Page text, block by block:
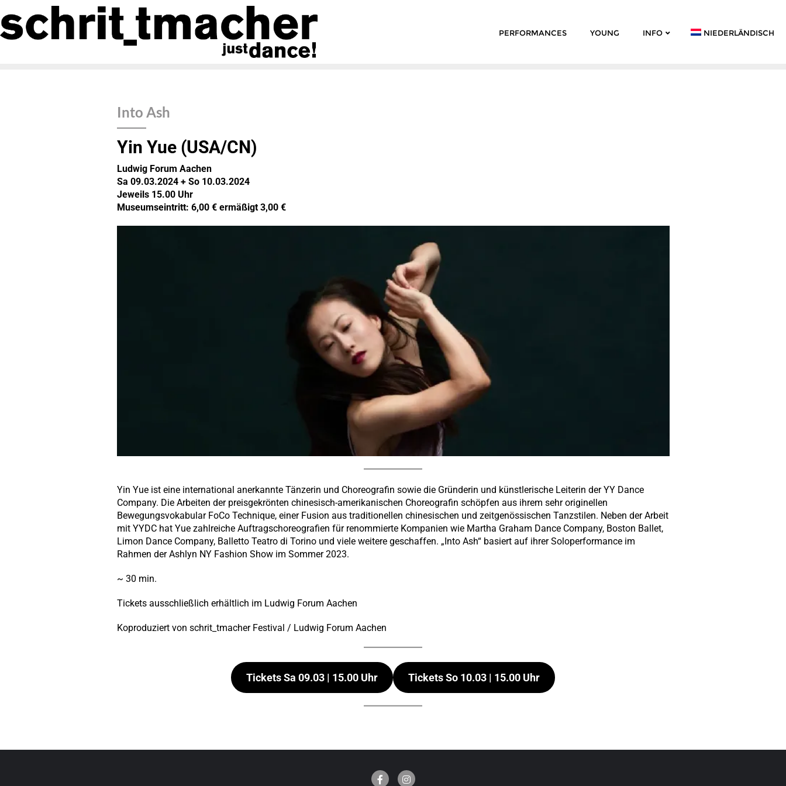
PERFORMANCES YOUNG INFO NIEDERLÄNDISCH
Into Ash
Yin Yue (USA/CN)
Ludwig Forum Aachen
Sa 09.03.2024 + So 10.03.2024
Jeweils 15.00 Uhr
Museumseintritt: 6,00 € ermäßigt 3,00 €
Yin Yue ist eine international anerkannte Tänzerin und Choreografin sowie die Gründerin und künstlerische Leiterin der YY Dance
Company. Die Arbeiten der preisgekrönten chinesisch-amerikanischen Choreografin schöpfen aus ihrem sehr originellen
Bewegungsvokabular FoCo Technique, einer Fusion aus traditionellen chinesischen und zeitgenössischen Tanzstilen. Neben der Arbeit
mit YYDC hat Yue zahlreiche Auftragschoreografien für renommierte Kompanien wie Martha Graham Dance Company, Boston Ballet,
Limon Dance Company, Balletto Teatro di Torino und viele weitere geschaffen. „Into Ash“ basiert auf ihrer Soloperformance im
Rahmen der Ashlyn NY Fashion Show im Sommer 2023.
~ 30 min.
Tickets ausschließlich erhältlich im Ludwig Forum Aachen
Koproduziert von schrit_tmacher Festival / Ludwig Forum Aachen
Tickets Sa 09.03 | 15.00 Uhr Tickets So 10.03 | 15.00 Uhr